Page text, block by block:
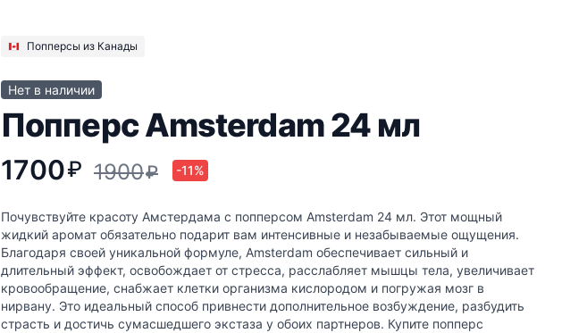
Попперсы из Канады
Нет в наличии
Попперс Amsterdam 24 мл
1700₽ 1900₽ -11%
Почувствуйте красоту Амстердама с попперсом Amsterdam 24 мл. Этот мощный
жидкий аромат обязательно подарит вам интенсивные и незабываемые ощущения.
Благодаря своей уникальной формуле, Amsterdam обеспечивает сильный и
длительный эффект, освобождает от стресса, расслабляет мышцы тела, увеличивает
кровообращение, снабжает клетки организма кислородом и погружая мозг в
нирвану. Это идеальный способ привнести дополнительное возбуждение, разбудить
страсть и достичь сумасшедшего экстаза у обоих партнеров. Купите попперс